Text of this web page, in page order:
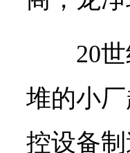
20
堆的小
控设备